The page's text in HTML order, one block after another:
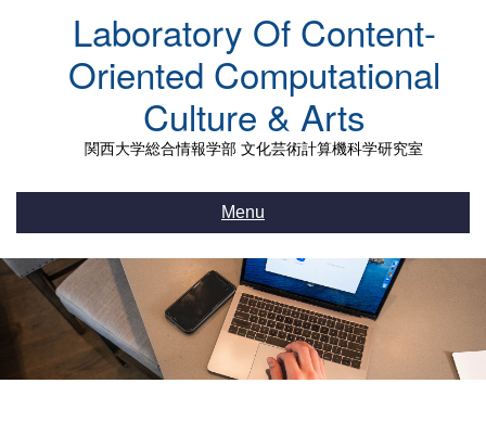
Laboratory Of Content-
Oriented Computational
Culture & Arts
関西大学総合情報学部 文化芸術計算機科学研究室
Menu